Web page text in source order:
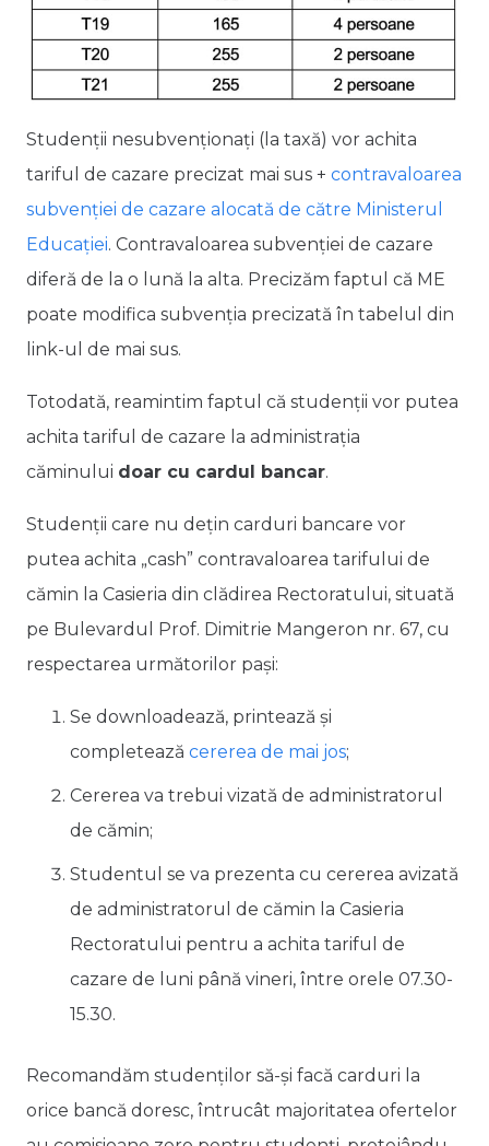
Studenții nesubvenționați (la taxă) vor achita
tariful de cazare precizat mai sus + contravaloarea
subvenției de cazare alocată de către Ministerul
Educației. Contravaloarea subvenției de cazare
diferă de la o lună la alta. Precizăm faptul că ME
poate modifica subvenția precizată în tabelul din
link-ul de mai sus.
Totodată, reamintim faptul că studenții vor putea
achita tariful de cazare la administrația
căminului doar cu cardul bancar.
Studenții care nu dețin carduri bancare vor
putea achita „cash” contravaloarea tarifului de
cămin la Casieria din clădirea Rectoratului, situată
pe Bulevardul Prof. Dimitrie Mangeron nr. 67, cu
respectarea următorilor pași:
Se downloadează, printează și
completează cererea de mai jos;
Cererea va trebui vizată de administratorul
de cămin;
Studentul se va prezenta cu cererea avizată
de administratorul de cămin la Casieria
Rectoratului pentru a achita tariful de
cazare de luni până vineri, între orele 07.30-
15.30.
Recomandăm studenților să-și facă carduri la
orice bancă doresc, întrucât majoritatea ofertelor